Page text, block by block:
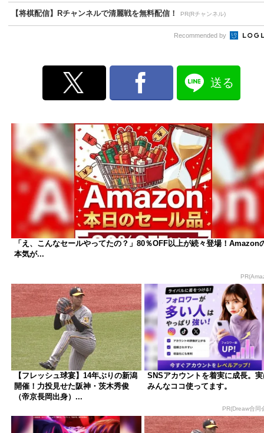
【将棋配信】Rチャンネルで清麗戦を無料配信！ PR(Rチャンネル)
Recommended by
送る
「え、こんなセールやってたの？」80％OFF以上が続々登場！Amazon
本気が...
【フレッシュ球宴】14年ぶりの新潟
開催！力投見せた阪神・茨木秀俊
（帝京長岡出身）...
SNSアカウントを着実に成長。
みんなココ使ってます。
PR(Dreaw合同